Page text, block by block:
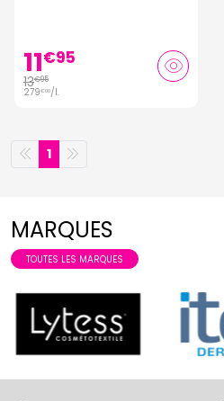
11€95
13€95
279€00/l.
1
MARQUES
TOUTES LES MARQUES